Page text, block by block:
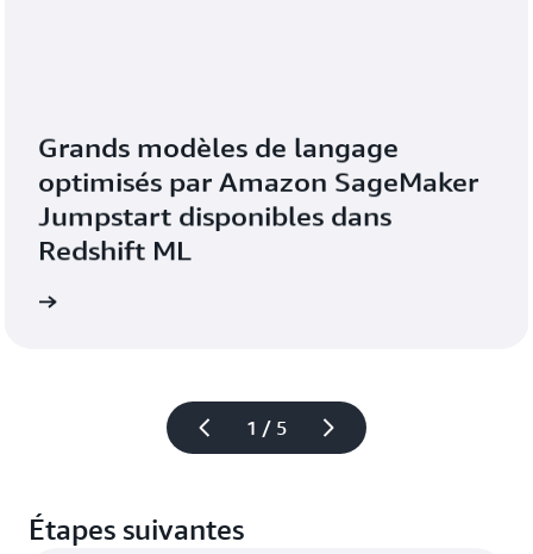
1 / 5
Grands modèles de langage
optimisés par Amazon SageMaker
Jumpstart disponibles dans
Redshift ML
Étapes suivantes